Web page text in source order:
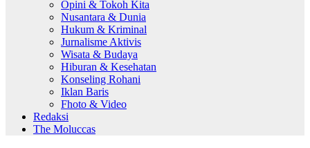
Opini & Tokoh Kita
Nusantara & Dunia
Hukum & Kriminal
Jurnalisme Aktivis
Wisata & Budaya
Hiburan & Kesehatan
Konseling Rohani
Iklan Baris
Fhoto & Video
Redaksi
The Moluccas